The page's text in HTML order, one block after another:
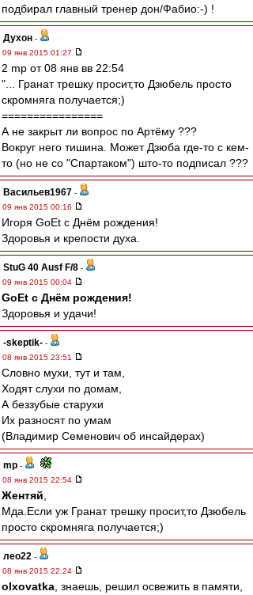
подбирал главный тренер дон/Фабио:-) !
Духон -
09 янв 2015 01:27
2 mp от 08 янв вв 22:54
"... Гранат трешку просит,то Дзюбель просто
скромняга получается;)
================
А не закрыт ли вопрос по Артёму ???
Вокруг него тишина. Может Дзюба где-то с кем-
то (но не со "Спартаком") што-то подписал ???
Васильев1967 -
09 янв 2015 00:16
Игоря GoEt с Днём рождения!
Здоровья и крепости духа.
StuG 40 Ausf F/8 -
09 янв 2015 00:04
GoEt с Днём рождения!
Здоровья и удачи!
-skeptik- -
08 янв 2015 23:51
Словно мухи, тут и там,
Ходят слухи по домам,
А беззубые старухи
Их разносят по умам
(Владимир Семенович об инсайдерах)
mp -
08 янв 2015 22:54
Жентяй
Мда.Если уж Гранат трешку просит,то Дзюбель
просто скромняга получается;)
лео22 -
08 янв 2015 22:24
olxovatka , знаешь, решил освежить в памяти,